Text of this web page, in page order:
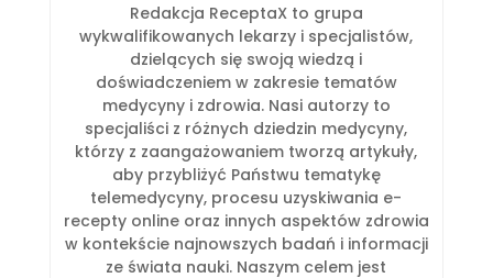
Redakcja ReceptaX to grupa
wykwalifikowanych lekarzy i specjalistów,
dzielących się swoją wiedzą i
doświadczeniem w zakresie tematów
medycyny i zdrowia. Nasi autorzy to
specjaliści z różnych dziedzin medycyny,
którzy z zaangażowaniem tworzą artykuły,
aby przybliżyć Państwu tematykę
telemedycyny, procesu uzyskiwania e-
recepty online oraz innych aspektów zdrowia
w kontekście najnowszych badań i informacji
ze świata nauki. Naszym celem jest